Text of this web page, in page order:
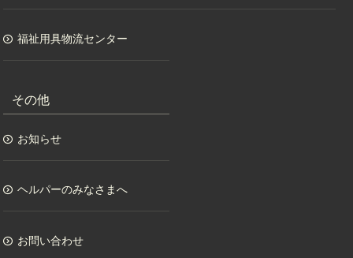
福祉用具物流センター
その他
お知らせ
ヘルパーのみなさまへ
お問い合わせ